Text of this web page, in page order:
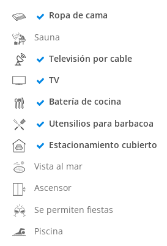
Ropa de cama
Sauna
Televisión por cable
TV
Batería de cocina
Utensilios para barbacoa
Estacionamiento cubierto
Vista al mar
Ascensor
Se permiten fiestas
Piscina